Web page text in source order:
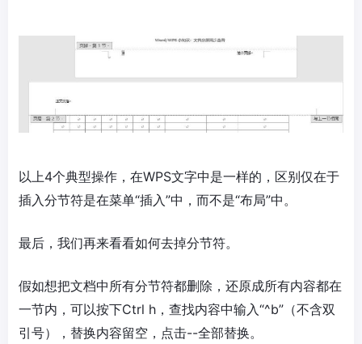
以上4个典型操作，在WPS文字中是一样的，区别仅在于
插入分节符是在菜单“插入”中，而不是“布局”中。
最后，我们再来看看如何去掉分节符。
假如想把文档中所有分节符都删除，还原成所有内容都在
一节内，可以按下Ctrl h，查找内容中输入“^b”（不含双
引号），替换内容留空，点击--全部替换。